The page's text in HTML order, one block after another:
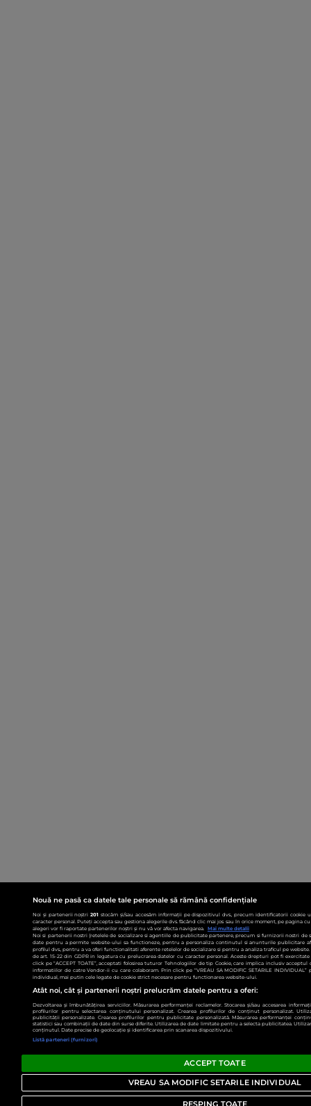
Nouă ne pasă ca datele tale personale să rămână confidențiale
Noi și partenerii noștri201 stocăm și/sau accesăm informații pe dispozitivul dvs., precum identificatorii
caracter personal. Puteți accepta sau gestiona alegerile dvs. făcând clic mai jos sau în orice moment, pe pagina
alegeri vor fi raportate partenerilor noștri și nu vă vor afecta navigarea.
Mai multe detalii
Noi si partenerii nostri (retelele de socializare si agentiile de publicitate partenere, precum si furnizorii nostri de
date pentru a permite website-ului sa functioneze, pentru a personaliza continutul si anunturile publicitare
profilul dvs., pentru a va oferi functionalitati aferente retelelor de socializare si pentru a analiza traficul pe
de art. 15-22 din GDPR in legatura cu prelucrarea datelor cu caracter personal. Aceste drepturi pot fi
click pe “ACCEPT TOATE”, acceptati folosirea tuturor Tehnologiilor de tip Cookie, care implica inclusiv acceptul
informatiilor de catre Vendor-ii cu care colaboram. Prin click pe “VREAU SA MODIFIC SETARILE
individual, mai putin cele legate de cookie strict necesare pentru functionarea website-ului.
Atât noi, cât și partenerii noștri prelucrăm datele pentru a oferi:
Dezvoltarea și îmbunătățirea serviciilor. Măsurarea performanței reclamelor. Stocarea și/sau accesarea
profilurilor pentru selectarea conținutului personalizat. Crearea profilurilor de conținut personalizat.
publicității personalizate. Crearea profilurilor pentru publicitate personalizată. Măsurarea performanței
statistici sau combinații de date din surse diferite. Utilizarea de date limitate pentru a selecta publicitatea.
conținutul. Date precise de geolocație și identificarea prin scanarea dispozitivului.
Listă parteneri (furnizori)
ACCEPT TOATE
RESPING TOATE
VREAU SA MODIFIC SETARILE INDIVIDUAL